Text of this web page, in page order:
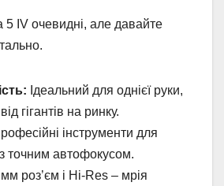
5 IV очевидні, але давайте
Ідеальний для однієї руки,
гігантів на ринку.
інструменти для
з точним автофокусом.
роз’єм і Hi-Res – мрія